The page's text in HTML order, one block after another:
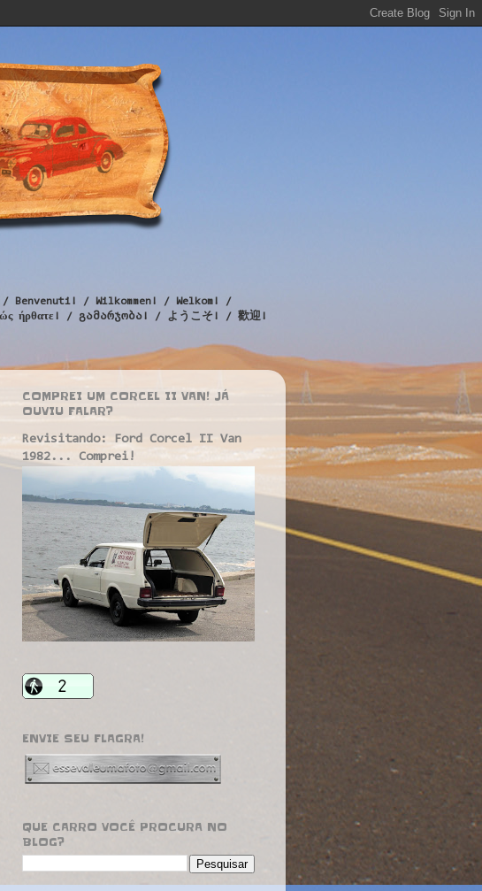
Benvenuti! / Wilkommen! / Welkom! /
ήρθατε! / გამარჯობა! / ようこそ! / 歡迎!
COMPREI UM CORCEL II VAN! JÁ
OUVIU FALAR?
Revisitando: Ford Corcel II Van
1982... Comprei!
ENVIE SEU FLAGRA!
QUE CARRO VOCÊ PROCURA NO
BLOG?